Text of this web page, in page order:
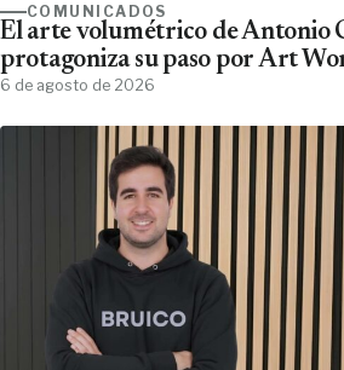
COMUNICADOS
El arte volumétrico de Antonio
protagoniza su paso por Art
6 de agosto de 2026